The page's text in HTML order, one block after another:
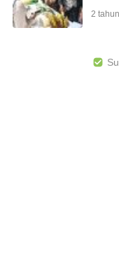
2